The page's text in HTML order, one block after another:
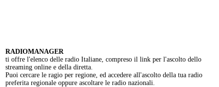
RADIOMANAGER
ti offre l'elenco delle radio Italiane, compreso il link per l'ascolto dello
streaming online e della diretta.
Puoi cercare le ragio per regione, ed accedere all'ascolto della tua radio
preferita regionale oppure ascoltare le radio nazionali.